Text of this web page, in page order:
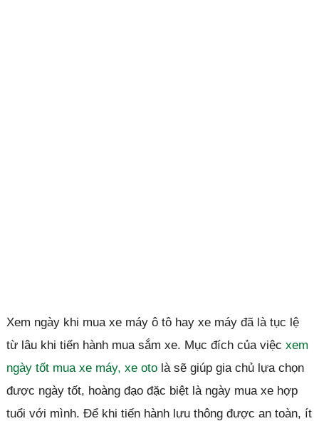
Xem ngày khi mua xe máy ô tô hay xe máy đã là tục lệ
từ lâu khi tiến hành mua sắm xe. Mục đích của việc xem
ngày tốt mua xe máy, xe otolà sẽ giúp gia chủ lựa chọn
được ngày tốt, hoàng đạo đặc biệt là ngày mua xe hợp
tuổi với mình. Để khi tiến hành lưu thông được an toàn, ít